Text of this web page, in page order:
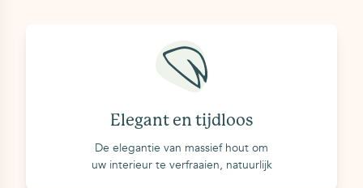
Elegant en tijdloos
De elegantie van massief hout om
uw interieur te verfraaien, natuurlijk